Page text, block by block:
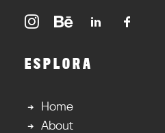
ESPLORA
Home
About